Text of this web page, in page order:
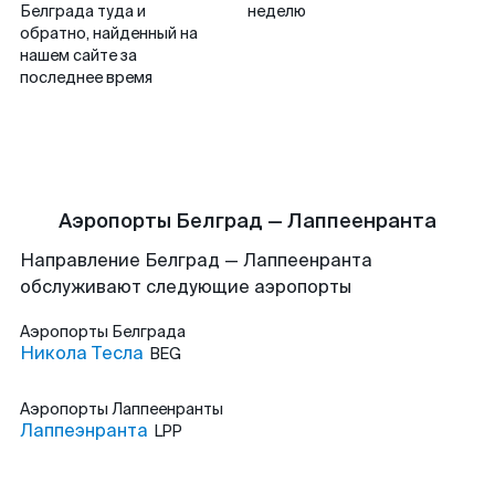
Белграда туда и
обратно, найденный на
нашем сайте за
последнее время
неделю
Аэропорты Белград — Лаппеенранта
Направление Белград — Лаппеенранта
обслуживают следующие аэропорты
Аэропорты Белграда
Никола Тесла BEG
Аэропорты Лаппеенранты
Лаппеэнранта LPP